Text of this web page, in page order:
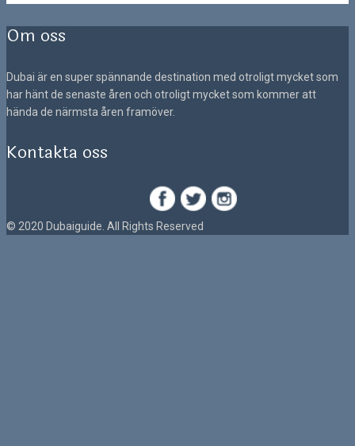
Om oss
Dubai är en super spännande destination med otroligt mycket som
har hänt de senaste åren och otroligt mycket som kommer att
hända de närmsta åren framöver.
Kontakta oss
© 2020 Dubaiguide. All Rights Reserved